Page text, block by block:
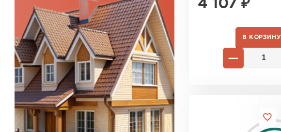
4 107 ₽
В КОРЗИНУ
ПЕРЕЙТИ